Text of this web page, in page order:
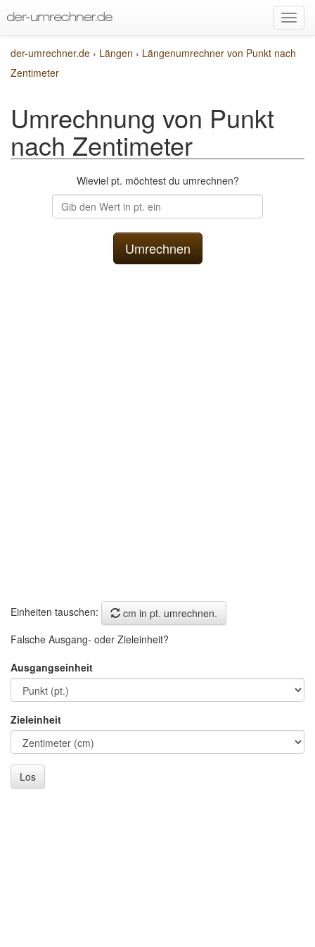
der-umrechner.de › Längen › Längenumrechner von Punkt nach
Zentimeter
Umrechnung von Punkt
nach Zentimeter
Wieviel pt. möchtest du umrechnen?
Einheiten tauschen:
cm in pt. umrechnen.
Falsche Ausgang- oder Zieleinheit?
Ausgangseinheit
Zieleinheit
Los